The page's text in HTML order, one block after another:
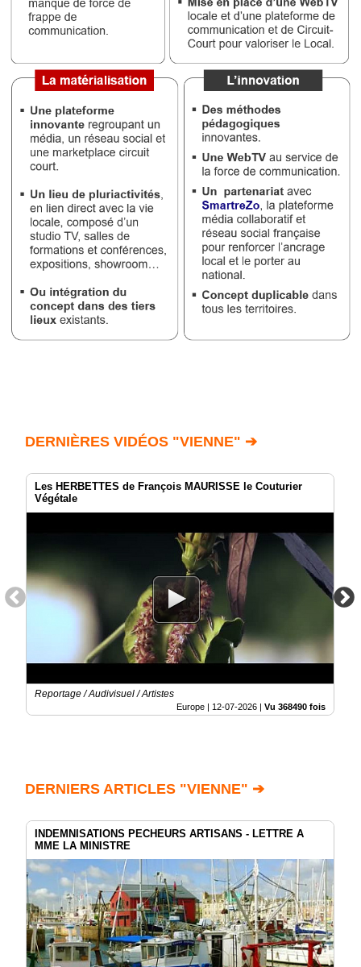
DERNIÈRES VIDÉOS "VIENNE" ➔
Les HERBETTES de François MAURISSE le Couturier
Végétale
Reportage / Audivisuel / Artistes
Europe | 12-07-2026 | Vu 368490 fois
DERNIERS ARTICLES "VIENNE" ➔
INDEMNISATIONS PECHEURS ARTISANS - LETTRE A
MME LA MINISTRE